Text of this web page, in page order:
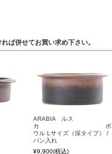
ば併せてお買い求め下さい。
ARABIA ルス
カ ボ
ウル Lサイズ（深タイプ） /
パン入れ
¥9,900(税込)